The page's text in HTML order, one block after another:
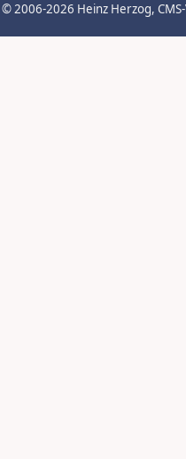
© 2006-2026 Heinz Herzog,